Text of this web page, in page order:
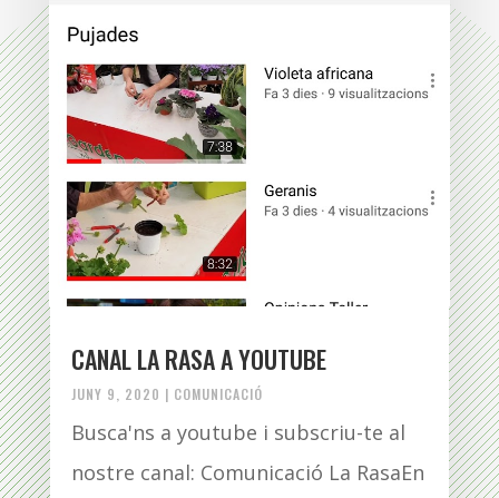
CANAL LA RASA A YOUTUBE
JUNY 9, 2020 | COMUNICACIÓ
Busca'ns a youtube i subscriu-te al
nostre canal: Comunicació La RasaEn